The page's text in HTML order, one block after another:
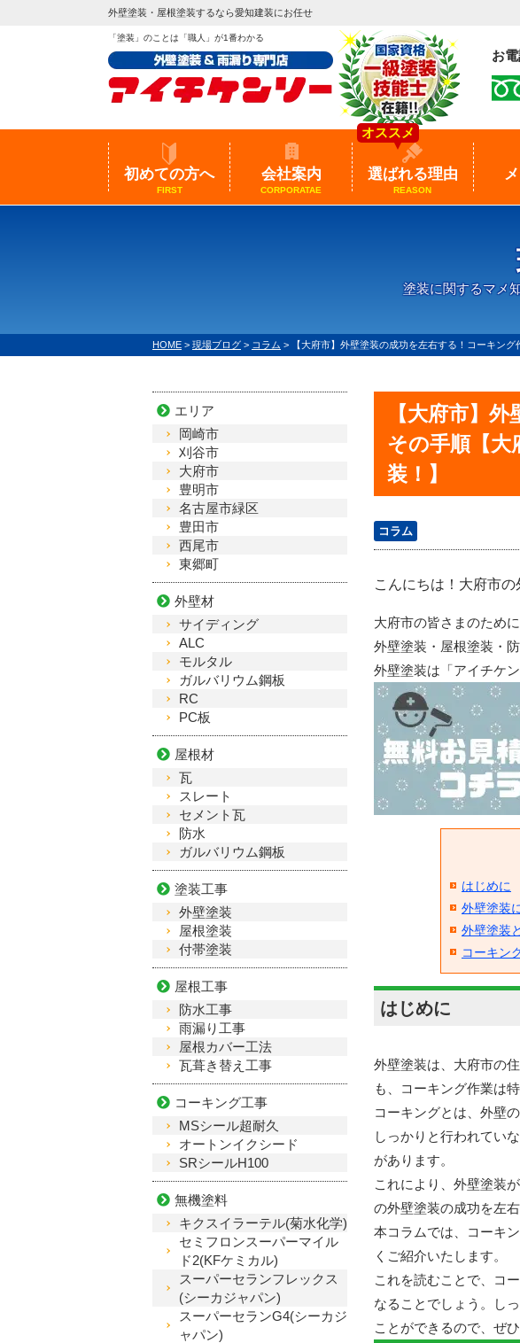
外壁塗装・屋根塗装するなら愛知建装にお任せ
「塗装」のことは「職人」が1番わかる
お
初めての方へ
FIRST
会社案内
CORPORATAE
選ばれる理由
REASON
オススメ
塗装に関するマメ
HOME > 現場ブログ > コラム > 【大府市】外壁塗装の成功を左右する！コーキン
【大府市】
その手順【大
装！】
コラム
こんにちは！大府市
大府市の皆さまのため
外壁塗装・屋根塗装・
外壁塗装は「アイチケ
はじめに
外壁塗装
外壁塗装
コーキン
はじめに
外壁塗装は、大府市の
も、コーキング作業は
コーキングとは、外壁
しっかりと行われてい
があります。
これにより、外壁塗装
の外壁塗装の成功を左
本コラムでは、コーキ
くご紹介いたします。
これを読むことで、コ
なることでしょう。し
ことができるので、ぜ
エリア
岡崎市
刈谷市
大府市
豊明市
名古屋市緑区
豊田市
西尾市
東郷町
外壁材
サイディング
ALC
モルタル
ガルバリウム鋼板
RC
PC板
屋根材
瓦
スレート
セメント瓦
防水
ガルバリウム鋼板
塗装工事
外壁塗装
屋根塗装
付帯塗装
屋根工事
防水工事
雨漏り工事
屋根カバー工法
瓦葺き替え工事
コーキング工事
MSシール超耐久
オートンイクシード
SRシールH100
無機塗料
キクスイラーテル(菊水化学)
セミフロンスーパーマイル
ド2(KFケミカル)
スーパーセランフレックス
(シーカジャパン)
スーパーセランG4(シーカジ
ャパン)